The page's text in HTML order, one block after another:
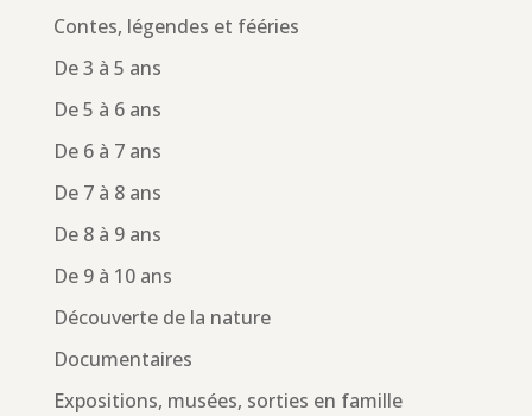
Contes, légendes et fééries
De 3 à 5 ans
De 5 à 6 ans
De 6 à 7 ans
De 7 à 8 ans
De 8 à 9 ans
De 9 à 10 ans
Découverte de la nature
Documentaires
Expositions, musées, sorties en famille